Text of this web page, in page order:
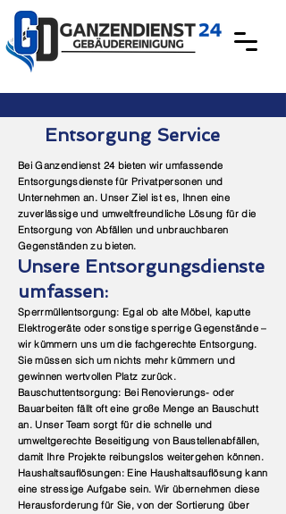
Entsorgung Service
Bei Ganzendienst 24 bieten wir umfassende
Entsorgungsdienste für Privatpersonen und
Unternehmen an. Unser Ziel ist es, Ihnen eine
zuverlässige und umweltfreundliche Lösung für die
Entsorgung von Abfällen und unbrauchbaren
Gegenständen zu bieten.
Unsere Entsorgungsdienste
umfassen:
Sperrmüllentsorgung: Egal ob alte Möbel, kaputte
Elektrogeräte oder sonstige sperrige Gegenstände –
wir kümmern uns um die fachgerechte Entsorgung.
Sie müssen sich um nichts mehr kümmern und
gewinnen wertvollen Platz zurück.
Bauschuttentsorgung: Bei Renovierungs- oder
Bauarbeiten fällt oft eine große Menge an Bauschutt
an. Unser Team sorgt für die schnelle und
umweltgerechte Beseitigung von Baustellenabfällen,
damit Ihre Projekte reibungslos weitergehen können.
Haushaltsauflösungen: Eine Haushaltsauflösung kann
eine stressige Aufgabe sein. Wir übernehmen diese
Herausforderung für Sie, von der Sortierung über